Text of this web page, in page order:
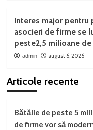
Interes major pentru
asocieri de firme se
peste2,5 milioane de
admin august 6, 2026
Articole recente
Bătălie de peste 5
de firme vor să